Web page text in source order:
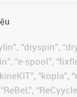
“dryspin”,
“e-spool”,
“kopla”,